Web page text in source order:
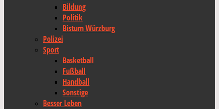
Bildung
Politik
Bistum Würzburg
Polizei
Sport
Basketball
Fußball
Handball
Sonstige
Besser Leben